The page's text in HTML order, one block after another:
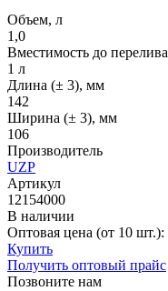
Объем, л
1,0
Вместимость до перелива
1 л
Длина (± 3), мм
142
Ширина (± 3), мм
106
Производитель
UZP
Артикул
12154000
В наличии
Оптовая цена (от 10 шт.):
Купить
Получить оптовый прайс
Позвоните нам